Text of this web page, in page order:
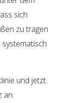
sich
zu tragen
und jetzt
an.